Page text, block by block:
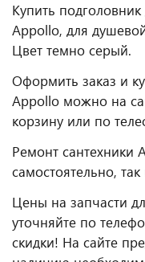
Купить
Appollo, для
Цвет темно серый.
Оформить заказ и
Appollo можно на
корзину или по
Ремонт сантехники
самостоятельно,
Цены на запчасти
уточняйте по
скидки! На сайте